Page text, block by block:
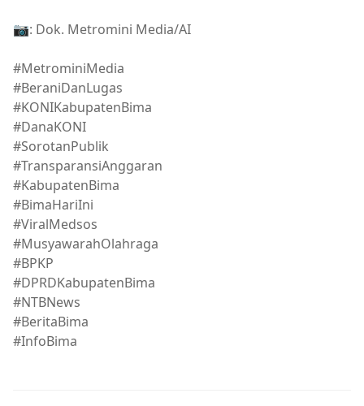
📷: Dok. Metromini Media/AI
#MetrominiMedia
#BeraniDanLugas
#KONIKabupatenBima
#DanaKONI
#SorotanPublik
#TransparansiAnggaran
#KabupatenBima
#BimaHariIni
#ViralMedsos
#MusyawarahOlahraga
#BPKP
#DPRDKabupatenBima
#NTBNews
#BeritaBima
#InfoBima